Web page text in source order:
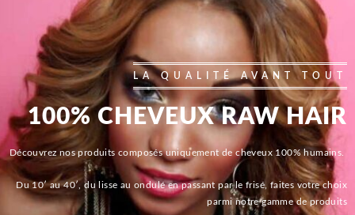
LA QUALITÉ AVANT TOUT
100% CHEVEUX RAW HAIR
Découvrez nos produits composés uniquement de cheveux 100% humains.
Du 10′ au 40′, du lisse au ondulé en passant par le frisé, faites votre choix
parmi notre gamme de produits